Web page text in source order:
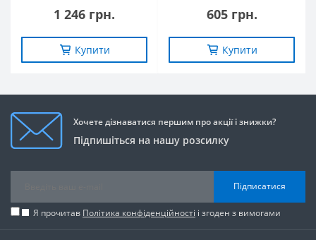
1 246 грн.
Купити
605 грн.
Купити
Хочете дізнаватися першим про акції і знижки?
Підпишіться на нашу розсилку
Підписатися
Я прочитав Політика конфіденційності і згоден з вимогами